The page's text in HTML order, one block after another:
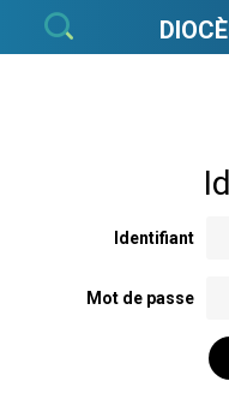
contenu.
Aller
personnels
Identifiant
Mot de passe